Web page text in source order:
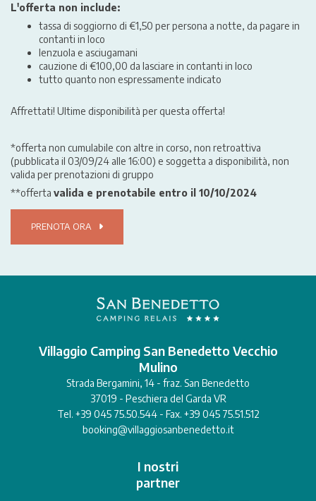
L'offerta non include:
tassa di soggiorno di €1,50 per persona a notte, da pagare in
contanti in loco
lenzuola e asciugamani
cauzione di €100,00 da lasciare in contanti in loco
tutto quanto non espressamente indicato
Affrettati! Ultime disponibilità per questa offerta!
*offerta non cumulabile con altre in corso, non retroattiva
(pubblicata il 03/09/24 alle 16:00) e soggetta a disponibilità, non
valida per prenotazioni di gruppo
**offerta valida e prenotabile entro il 10/10/2024
PRENOTA ORA
Villaggio Camping San Benedetto Vecchio
Mulino
Strada Bergamini, 14 - fraz. San Benedetto
37019 - Peschiera del Garda VR
Tel. +39 045 75.50.544 - Fax. +39 045 75.51.512
booking@villaggiosanbenedetto.it
I nostri
partner